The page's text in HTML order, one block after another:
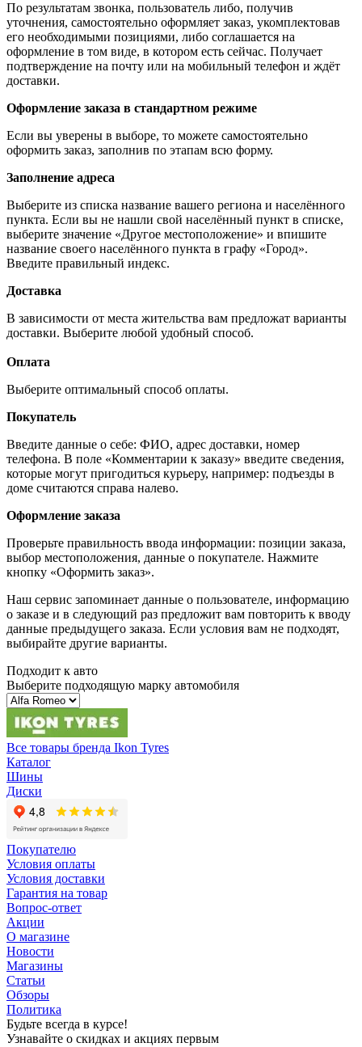
По результатам звонка, пользователь либо, получив
уточнения, самостоятельно оформляет заказ, укомплектовав
его необходимыми позициями, либо соглашается на
оформление в том виде, в котором есть сейчас. Получает
подтверждение на почту или на мобильный телефон и ждёт
доставки.
Оформление заказа в стандартном режиме
Если вы уверены в выборе, то можете самостоятельно
оформить заказ, заполнив по этапам всю форму.
Заполнение адреса
Выберите из списка название вашего региона и населённого
пункта. Если вы не нашли свой населённый пункт в списке,
выберите значение «Другое местоположение» и впишите
название своего населённого пункта в графу «Город».
Введите правильный индекс.
Доставка
В зависимости от места жительства вам предложат варианты
доставки. Выберите любой удобный способ.
Оплата
Выберите оптимальный способ оплаты.
Покупатель
Введите данные о себе: ФИО, адрес доставки, номер
телефона. В поле «Комментарии к заказу» введите сведения,
которые могут пригодиться курьеру, например: подъезды в
доме считаются справа налево.
Оформление заказа
Проверьте правильность ввода информации: позиции заказа,
выбор местоположения, данные о покупателе. Нажмите
кнопку «Оформить заказ».
Наш сервис запоминает данные о пользователе, информацию
о заказе и в следующий раз предложит вам повторить к вводу
данные предыдущего заказа. Если условия вам не подходят,
выбирайте другие варианты.
Подходит к авто
Выберите подходящую марку автомобиля
Все товары бренда Ikon Tyres
Каталог
Шины
Диски
Покупателю
Условия оплаты
Условия доставки
Гарантия на товар
Вопрос-ответ
Акции
О магазине
Новости
Магазины
Статьи
Обзоры
Политика
Будьте всегда в курсе!
Узнавайте о скидках и акциях первым